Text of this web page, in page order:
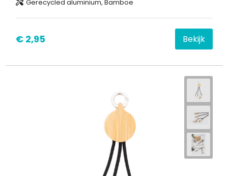
Gerecycled aluminium, Bamboe
€ 2,95 Bekijk